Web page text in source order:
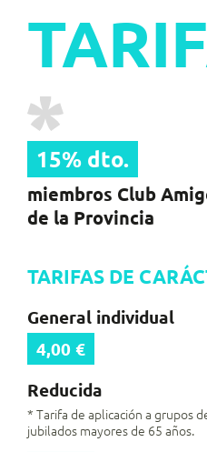
15% dto.
miembros Club
de la Provincia
TARIFAS DE
General individual
4,00 €
Reducida
* Tarifa de aplicación a grupos
jubilados mayores de 65 años.